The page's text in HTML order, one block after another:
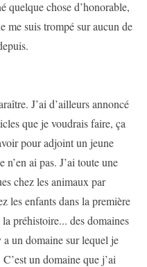
quelque chose d’honorable,
me suis trompé sur aucun de
J’ai d’ailleurs annoncé
que je voudrais faire, ça
pour adjoint un jeune
ai pas. J’ai toute une
chez les animaux par
les enfants dans la première
préhistoire... des domaines
a un domaine sur lequel je
un domaine que j’ai